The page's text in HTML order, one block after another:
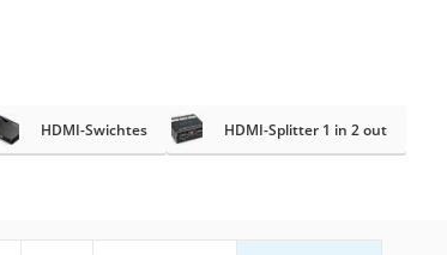
HDMI-Swichtes HDMI-Splitter 1 in 2 out